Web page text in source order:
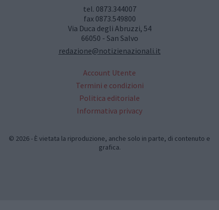
tel. 0873.344007
fax 0873.549800
Via Duca degli Abruzzi, 54
66050 - San Salvo
redazione@notizienazionali.it
Account Utente
Termini e condizioni
Politica editoriale
Informativa privacy
© 2026 - È vietata la riproduzione, anche solo in parte, di contenuto e
grafica.